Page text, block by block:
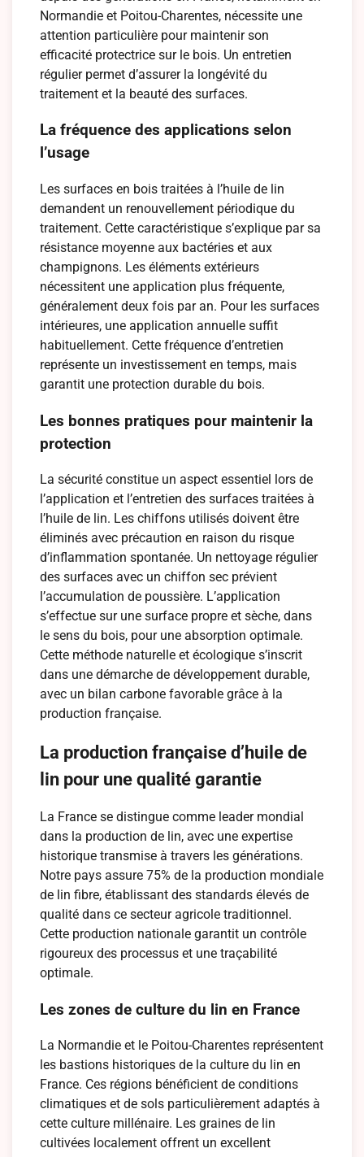
Normandie et Poitou-Charentes, nécessite une
attention particulière pour maintenir son
efficacité protectrice sur le bois. Un entretien
régulier permet d’assurer la longévité du
traitement et la beauté des surfaces.
La fréquence des applications selon
l’usage
Les surfaces en bois traitées à l’huile de lin
demandent un renouvellement périodique du
traitement. Cette caractéristique s’explique par sa
résistance moyenne aux bactéries et aux
champignons. Les éléments extérieurs
nécessitent une application plus fréquente,
généralement deux fois par an. Pour les surfaces
intérieures, une application annuelle suffit
habituellement. Cette fréquence d’entretien
représente un investissement en temps, mais
garantit une protection durable du bois.
Les bonnes pratiques pour maintenir la
protection
La sécurité constitue un aspect essentiel lors de
l’application et l’entretien des surfaces traitées à
l’huile de lin. Les chiffons utilisés doivent être
éliminés avec précaution en raison du risque
d’inflammation spontanée. Un nettoyage régulier
des surfaces avec un chiffon sec prévient
l’accumulation de poussière. L’application
s’effectue sur une surface propre et sèche, dans
le sens du bois, pour une absorption optimale.
Cette méthode naturelle et écologique s’inscrit
dans une démarche de développement durable,
avec un bilan carbone favorable grâce à la
production française.
La production française d’huile de
lin pour une qualité garantie
La France se distingue comme leader mondial
dans la production de lin, avec une expertise
historique transmise à travers les générations.
Notre pays assure 75% de la production mondiale
de lin fibre, établissant des standards élevés de
qualité dans ce secteur agricole traditionnel.
Cette production nationale garantit un contrôle
rigoureux des processus et une traçabilité
optimale.
Les zones de culture du lin en France
La Normandie et le Poitou-Charentes représentent
les bastions historiques de la culture du lin en
France. Ces régions bénéficient de conditions
climatiques et de sols particulièrement adaptés à
cette culture millénaire. Les graines de lin
cultivées localement offrent un excellent